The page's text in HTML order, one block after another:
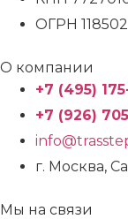
ОГРН
О компании
+7 (495)
+7 (926)
г. Москва,
Мы на связи